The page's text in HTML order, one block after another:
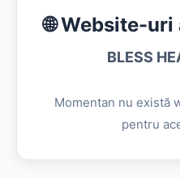
🌐 Website-
BLESS
Momentan nu există
pentru